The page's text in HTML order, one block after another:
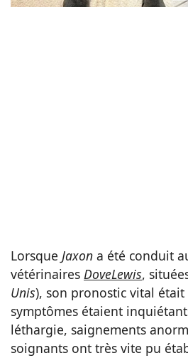
Lorsque Jaxon a été conduit
vétérinaires DoveLewis,
Unis), son pronostic vital était
symptômes étaient
léthargie, saignements
soignants ont très vite pu